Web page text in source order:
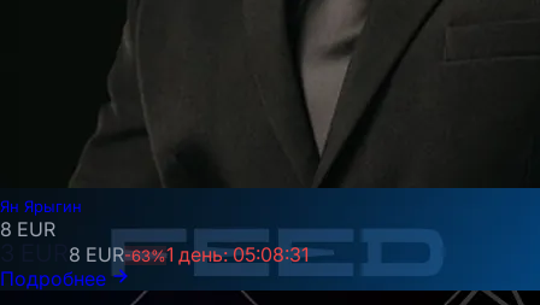
Ян Ярыгин
8 EUR
8 EUR-63%1 день: 05:08:29
Подробнее